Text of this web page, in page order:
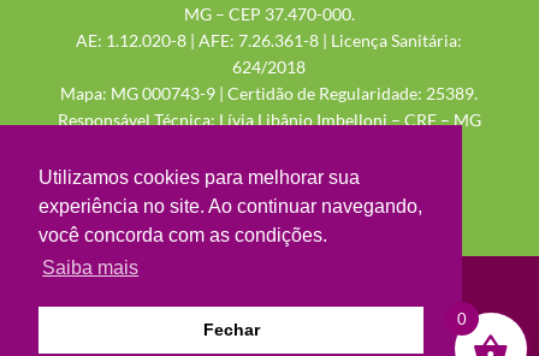
Utilizamos cookies para melhorar sua
experiência no site. Ao continuar navegando,
você concorda com as condições.
Saiba mais
Fechar
MG – CEP 37.470-000.
AE: 1.12.020-8 | AFE: 7.26.361-8 | Licença Sanitária:
624/2018
Mapa: MG 000743-9 | Certidão de Regularidade: 25389.
Responsável Técnica: Lívia Libânio Imbelloni – CRF – MG
Evolução em manipulação!
0